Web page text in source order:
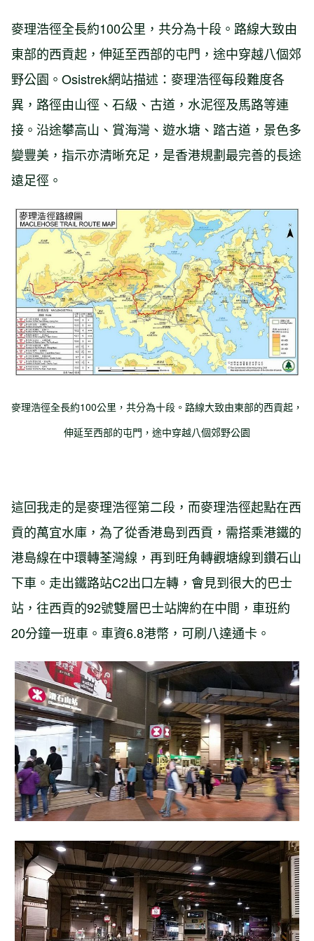
麥理浩徑全長約100公里，共分為十段。路線大致由
東部的西貢起，伸延至西部的屯門，途中穿越八個郊
野公園。Osistrek網站描述：麥理浩徑每段難度各
異，路徑由山徑、石級、古道，水泥徑及馬路等連
接。沿途攀高山、賞海灣、遊水塘、踏古道，景色多
變豐美，指示亦清晰充足，是香港規劃最完善的長途
遠足徑。
麥理浩徑全長約100公里，共分為十段。路線大致由東部的西貢起，
伸延至西部的屯門，途中穿越八個郊野公園
這回我走的是麥理浩徑第二段，而麥理浩徑起點在西
貢的萬宜水庫，為了從香港島到西貢，需搭乘港鐵的
港島線在中環轉荃灣線，再到旺角轉觀塘線到鑽石山
下車。走出鐵路站C2出口左轉，會見到很大的巴士
站，往西貢的92號雙層巴士站牌約在中間，車班約
20分鐘一班車。車資6.8港幣，可刷八達通卡。